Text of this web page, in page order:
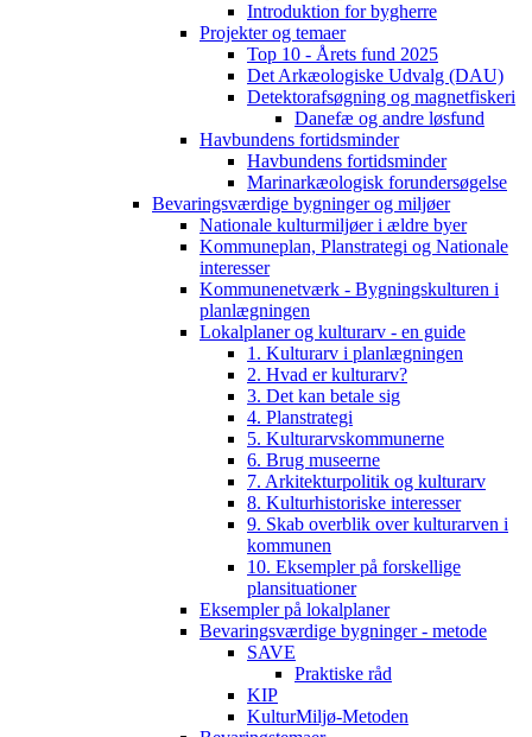
Introduktion for bygherre
Projekter og temaer
Top 10 - Årets fund 2025
Det Arkæologiske Udvalg (DAU)
Detektorafsøgning og magnetfiskeri
Danefæ og andre løsfund
Havbundens fortidsminder
Havbundens fortidsminder
Marinarkæologisk forundersøgelse
Bevaringsværdige bygninger og miljøer
Nationale kulturmiljøer i ældre byer
Kommuneplan, Planstrategi og Nationale
interesser
Kommunenetværk - Bygningskulturen i
planlægningen
Lokalplaner og kulturarv - en guide
1. Kulturarv i planlægningen
2. Hvad er kulturarv?
3. Det kan betale sig
4. Planstrategi
5. Kulturarvskommunerne
6. Brug museerne
7. Arkitekturpolitik og kulturarv
8. Kulturhistoriske interesser
9. Skab overblik over kulturarven i
kommunen
10. Eksempler på forskellige
plansituationer
Eksempler på lokalplaner
Bevaringsværdige bygninger - metode
SAVE
Praktiske råd
KIP
KulturMiljø-Metoden